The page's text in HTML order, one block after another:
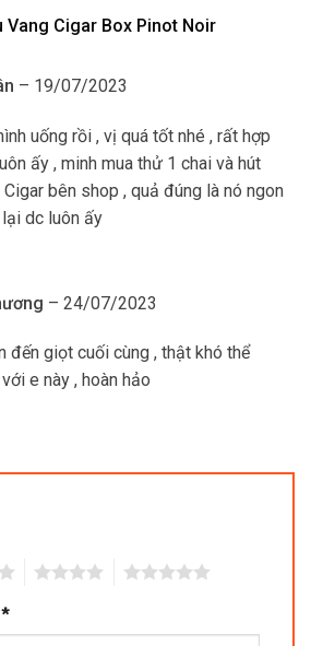
Vang Cigar Box Pinot Noir
– 19/07/2023
uống rồi , vị quá tốt nhé , rất hợp
ấy , minh mua thử 1 chai và hút
bên shop , quả đúng là nó ngon
dc luôn ấy
– 24/07/2023
đến giọt cuối cùng , thật khó thể
e này , hoàn hảo
*